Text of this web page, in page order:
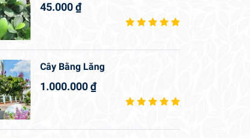
45.000₫
Cây Bằng Lăng
1.000.000₫